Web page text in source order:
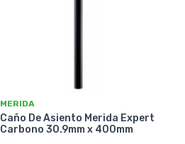
MERIDA
Caño De Asiento Merida Expert
Carbono 30.9mm x 400mm